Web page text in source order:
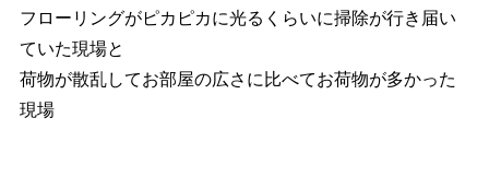
フローリングがピカピカに光るくらいに掃除が行き届い
ていた現場と
荷物が散乱してお部屋の広さに比べてお荷物が多かった
現場